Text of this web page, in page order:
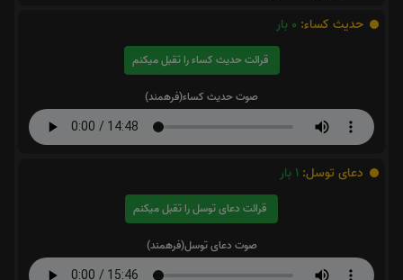
حدیث کساء: 0 بار
قرائت حدیث کساء را تقبل میکنم
صوت حدیث کساء(فرهمند)
دعای توسل: 1 بار
قرائت دعای توسل را تقبل میکنم
صوت دعای توسل(فرهمند)